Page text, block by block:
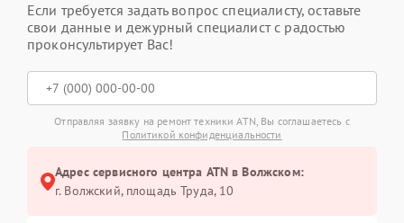
Если требуется задать вопрос специалисту, оставьте
свои данные и дежурный специалист с радостью
проконсультирует Вас!
Отправляя заявку на ремонт техники ATN, Вы соглашаетесь с
Политикой конфиденциальности
Адрес сервисного центра ATN в Волжском:
г. Волжский, площадь Труда, 10